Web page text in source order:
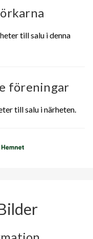
till salu i denna
föreningar
till salu i närheten.